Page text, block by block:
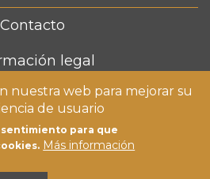
Contacto
legal
de cookies
nuestra web para mejorar su
de usuario
para que
Más información